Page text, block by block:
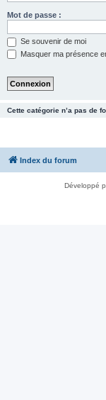
Mot de passe :
Se souvenir de moi
Masquer ma présence
Cette catégorie n’a pas de
Index du forum
Développé